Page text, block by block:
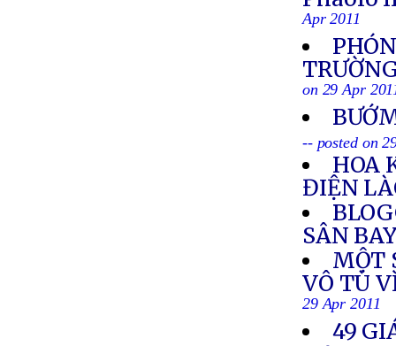
Apr 2011
on 29 Apr
-- posted on
HOA
ĐIỆN
SÂN
MỘT
VÔ TÙ
29 Apr 2011
49